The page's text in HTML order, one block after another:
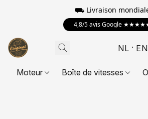
⛟ Livraison
4,8/5 avis Google
NL EN
Moteur Boîte de vitesses